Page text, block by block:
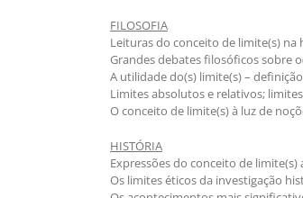
FILOSOFIA
Leituras do conceito de limite(s) na
Grandes debates filosóficos sobre
A utilidade do(s) limite(s) –
Limites absolutos e relativos;
O conceito de limite(s) à luz de
HISTÓRIA
Expressões do conceito de
Os limites éticos da investigação